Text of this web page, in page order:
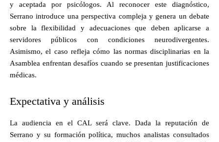
y aceptada por psicólogos. Al reconocer este diagnóstico,
Serrano introduce una perspectiva compleja y genera un debate
sobre la flexibilidad y adecuaciones que deben aplicarse a
servidores públicos con condiciones neurodivergentes.
Asimismo, el caso refleja cómo las normas disciplinarias en la
Asamblea enfrentan desafíos cuando se presentan justificaciones
médicas.
Expectativa y análisis
La audiencia en el CAL será clave. Dada la reputación de
Serrano y su formación política, muchos analistas consultados